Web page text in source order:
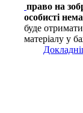
право на
особисті
буде
матеріалу у